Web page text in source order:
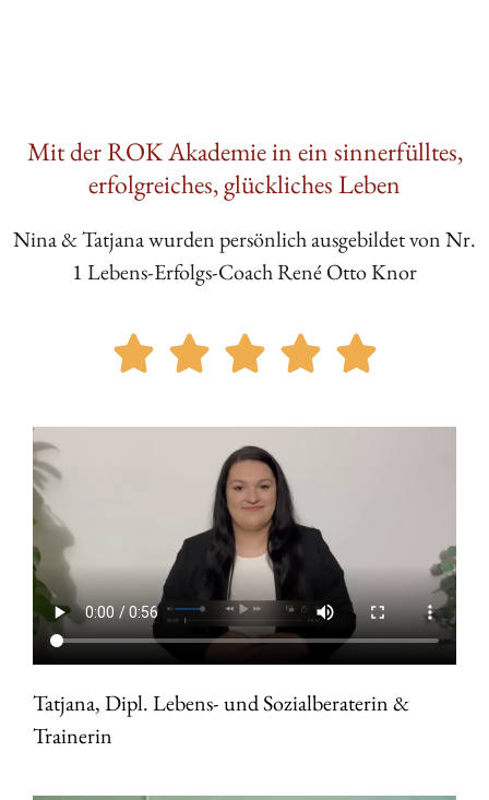
Mit der ROK Akademie in ein sinnerfülltes,
erfolgreiches, glückliches Leben
Nina & Tatjana wurden persönlich ausgebildet von Nr.
1 Lebens-Erfolgs-Coach René Otto Knor
Tatjana, Dipl. Lebens- und Sozialberaterin &
Trainerin